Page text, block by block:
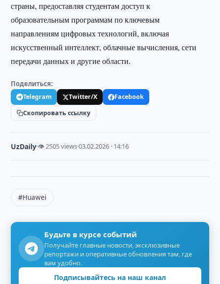
страны, предоставляя студентам доступ к
образовательным программам по ключевым
направлениям цифровых технологий, включая
искусственный интеллект, облачные вычисления, сети
передачи данных и другие области.
Поделиться:
Telegram Twitter/X
Facebook
Скопировать ссылку
UzDaily·👁 2505 views·03.02.2026 · 14:16
#Huawei
Будьте в курсе событий
Получайте главные новости, эксклюзивные
репортажи и оперативные обновления там, где
вам удобно.
Подписывайтесь на наш канал